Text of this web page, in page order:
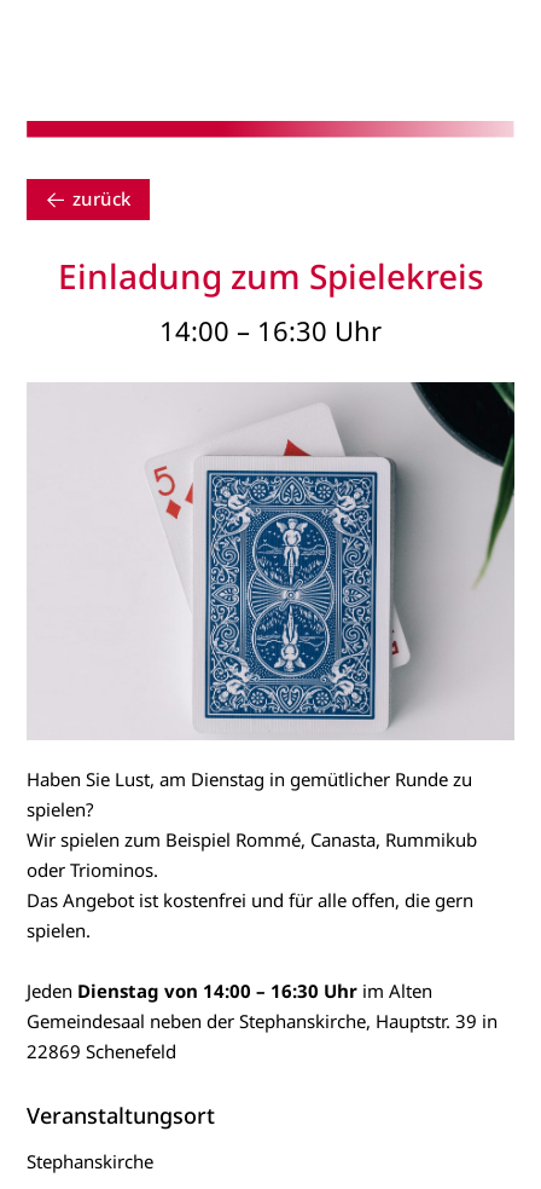
zurück
Einladung zum Spielekreis
14:00 – 16:30 Uhr
Haben Sie Lust, am Dienstag in gemütlicher Runde zu
spielen?
Wir spielen zum Beispiel Rommé, Canasta, Rummikub
oder Triominos.
Das Angebot ist kostenfrei und für alle offen, die gern
spielen.
Jeden Dienstag von 14:00 – 16:30 Uhr im Alten
Gemeindesaal neben der Stephanskirche, Hauptstr. 39 in
22869 Schenefeld
Veranstaltungsort
Stephanskirche